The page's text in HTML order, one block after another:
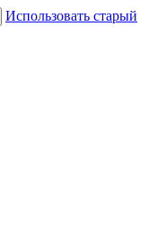
Использовать старый